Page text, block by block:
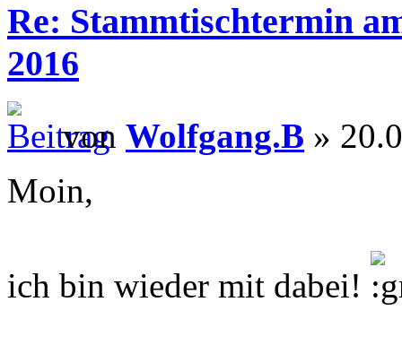
Re: Stammtischtermin
2016
von Wolfgang.B »
Moin,
ich bin wieder mit dabei!